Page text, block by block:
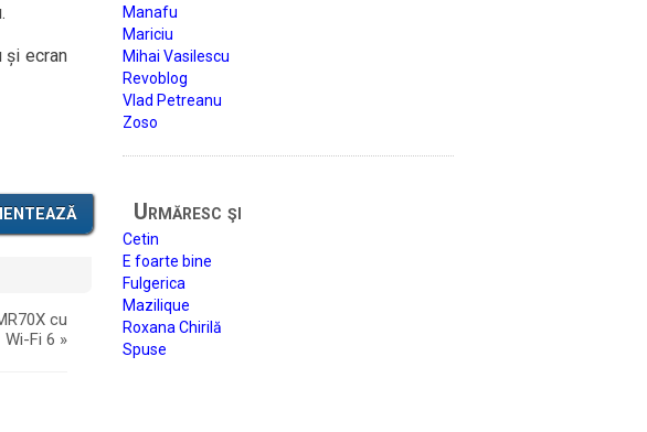
și ecran
cu
Wi-Fi 6 »
Manafu
Mariciu
Mihai Vasilescu
Revoblog
Vlad Petreanu
Zoso
Urmăresc şi
Cetin
E foarte bine
Fulgerica
Mazilique
Roxana Chirilă
Spuse